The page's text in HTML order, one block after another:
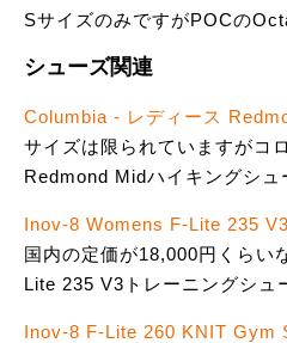
SサイズのみですがPOCの
シューズ関連
Columbia - レディース
サイズは限られていますがコ
Redmond Midハイキングシュ
Inov-8 Womens F-Lite 235
国内の定価が18,000円くらい
Lite 235 V3トレーニングシュ
Inov-8 F-Lite 260 KNIT Gym